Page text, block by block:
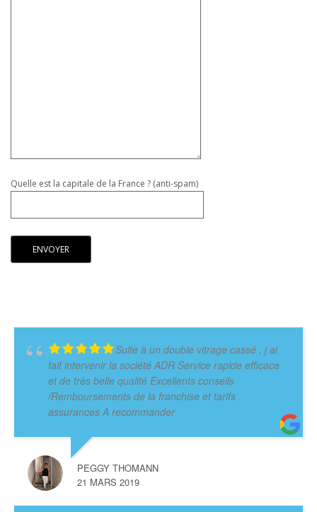
Quelle est la capitale de la France ? (anti-spam)
Suite à un double vitrage cassé , j ai
fait intervenir la société ADR Service rapide efficace
et de très belle qualité Excellents conseils
/Remboursements de la franchise et tarifs
assurances A recommander
PEGGY THOMANN
21 MARS 2019